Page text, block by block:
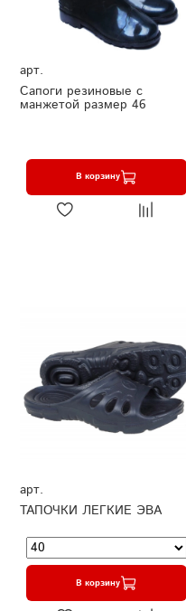
арт.
Сапоги резиновые с
манжетой размер 46
В корзину
арт.
ТАПОЧКИ ЛЕГКИЕ ЭВА
В корзину